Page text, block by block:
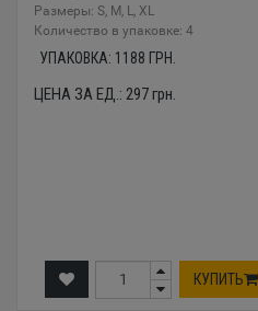
Размеры: S, M, L, XL
Количество в упаковке: 4
УПАКОВКА: 1188 ГРН.
ЦЕНА ЗА ЕД.: 297грн.
КУПИТЬ